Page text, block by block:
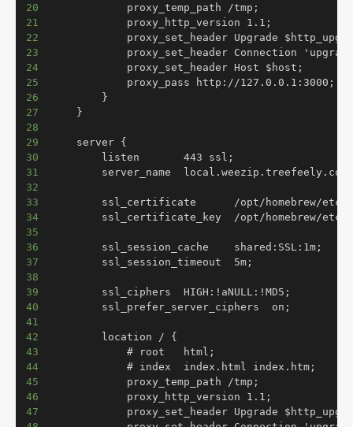
20
21
22
23
24
25
26
27
28
29
30
31
32
33
34
35
36
37
38
39
40
41
42
43
44
45
46
47